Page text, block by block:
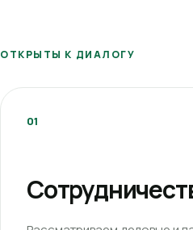
ОТКРЫТЫ К ДИАЛОГУ
01